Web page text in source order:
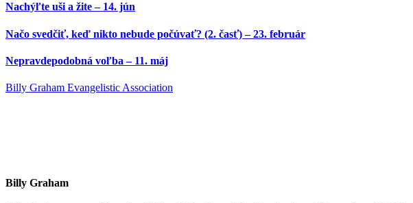
Nachýľte uši a žite – 14. jún
Načo svedčiť, keď nikto nebude počúvať? (2. časť) – 23. február
Nepravdepodobná voľba – 11. máj
Billy Graham Evangelistic Association
Billy Graham